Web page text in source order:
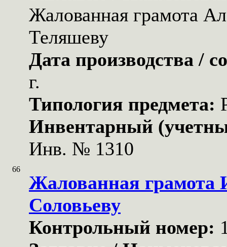
Жалованная грамота
Теляшеву
Дата производства /
г.
Типология предмета:
Инвентарный
Инв. № 1310
66
Жалованная грамота
Соловьеву
Контрольный номер: